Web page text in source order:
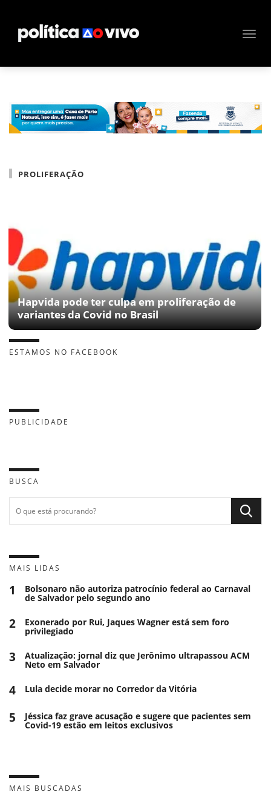
PROLIFERAÇÃO
Hapvida pode ter culpa em proliferação de
variantes da Covid no Brasil
ESTAMOS NO FACEBOOK
PUBLICIDADE
BUSCA
MAIS LIDAS
1 Bolsonaro não autoriza patrocínio federal ao Carnaval
de Salvador pelo segundo ano
2 Exonerado por Rui, Jaques Wagner está sem foro
privilegiado
3 Atualização: jornal diz que Jerônimo ultrapassou ACM
Neto em Salvador
4 Lula decide morar no Corredor da Vitória
5 Jéssica faz grave acusação e sugere que pacientes sem
Covid-19 estão em leitos exclusivos
MAIS BUSCADAS